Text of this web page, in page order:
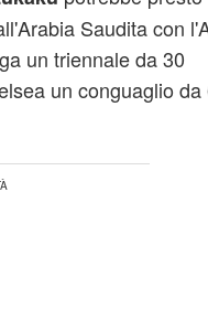
Saudita con
un triennale da 30
un conguaglio da